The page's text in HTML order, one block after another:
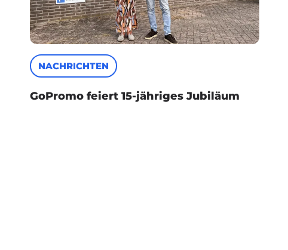
NACHRICHTEN
GoPromo feiert 15-jähriges Jubiläum